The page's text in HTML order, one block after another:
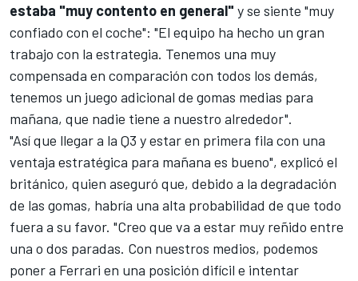
estaba "muy contento en general" y se siente "muy
confiado con el coche": "El equipo ha hecho un gran
trabajo con la estrategia. Tenemos una muy
compensada en comparación con todos los demás,
tenemos un juego adicional de gomas medias para
mañana, que nadie tiene a nuestro alrededor".
"Así que llegar a la Q3 y estar en primera fila con una
ventaja estratégica para mañana es bueno", explicó el
británico, quien aseguró que, debido a la degradación
de las gomas, habría una alta probabilidad de que todo
fuera a su favor. "Creo que va a estar muy reñido entre
una o dos paradas. Con nuestros medios, podemos
poner a Ferrari en una posición difícil e intentar